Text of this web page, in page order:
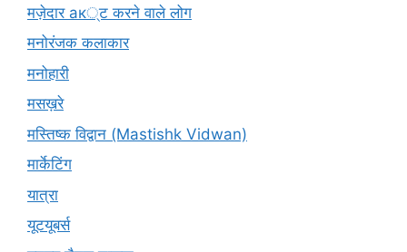
मज़ेदार ак्ट करने वाले लोग
मनोरंजक कलाकार
मनोहारी
मसख़रे
मस्तिष्क विद्वान (Mastishk Vidwan)
मार्केटिंग
यात्रा
यूटयूबर्स